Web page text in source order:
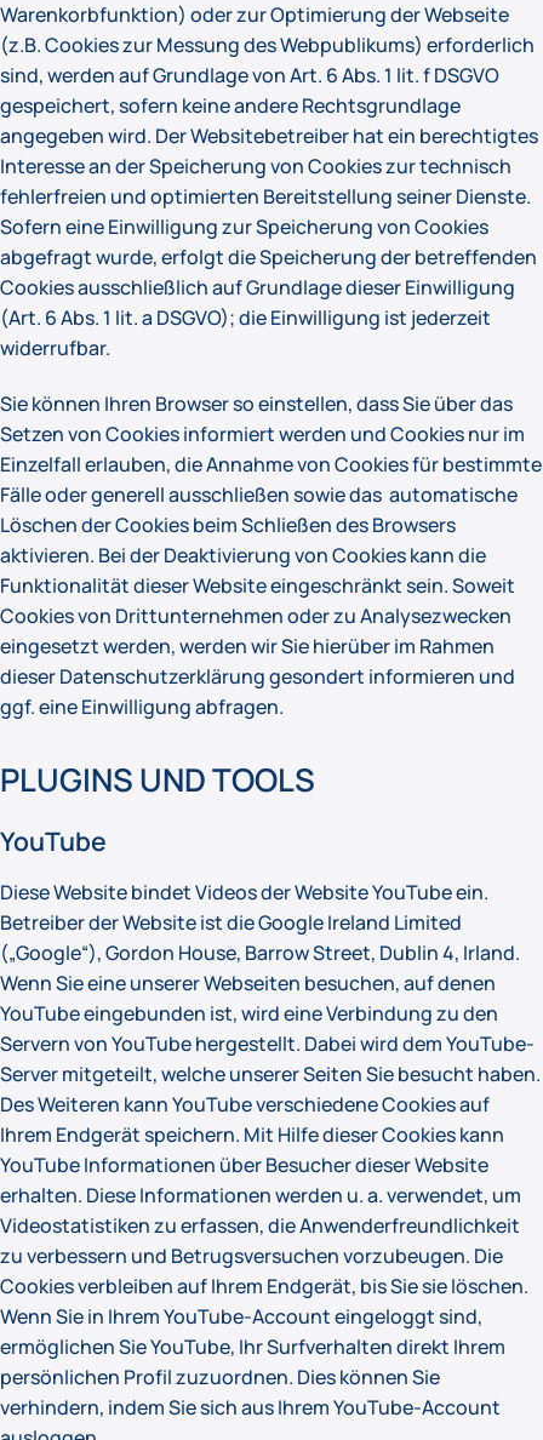
Warenkorbfunktion) oder zur Optimierung der Webseite
(z.B. Cookies zur Messung des Webpublikums) erforderlich
sind, werden auf Grundlage von Art. 6 Abs. 1 lit. f DSGVO
gespeichert, sofern keine andere Rechtsgrundlage
angegeben wird. Der Websitebetreiber hat ein berechtigtes
Interesse an der Speicherung von Cookies zur technisch
fehlerfreien und optimierten Bereitstellung seiner Dienste.
Sofern eine Einwilligung zur Speicherung von Cookies
abgefragt wurde, erfolgt die Speicherung der betreffenden
Cookies ausschließlich auf Grundlage dieser Einwilligung
(Art. 6 Abs. 1 lit. a DSGVO); die Einwilligung ist jederzeit
widerrufbar.
Sie können Ihren Browser so einstellen, dass Sie über das
Setzen von Cookies informiert werden und Cookies nur im
Einzelfall erlauben, die Annahme von Cookies für bestimmte
Fälle oder generell ausschließen sowie das automatische
Löschen der Cookies beim Schließen des Browsers
aktivieren. Bei der Deaktivierung von Cookies kann die
Funktionalität dieser Website eingeschränkt sein. Soweit
Cookies von Drittunternehmen oder zu Analysezwecken
eingesetzt werden, werden wir Sie hierüber im Rahmen
dieser Datenschutzerklärung gesondert informieren und
ggf. eine Einwilligung abfragen.
PLUGINS UND TOOLS
YouTube
Diese Website bindet Videos der Website YouTube ein.
Betreiber der Website ist die Google Ireland Limited
(„Google“), Gordon House, Barrow Street, Dublin 4, Irland.
Wenn Sie eine unserer Webseiten besuchen, auf denen
YouTube eingebunden ist, wird eine Verbindung zu den
Servern von YouTube hergestellt. Dabei wird dem YouTube-
Server mitgeteilt, welche unserer Seiten Sie besucht haben.
Des Weiteren kann YouTube verschiedene Cookies auf
Ihrem Endgerät speichern. Mit Hilfe dieser Cookies kann
YouTube Informationen über Besucher dieser Website
erhalten. Diese Informationen werden u. a. verwendet, um
Videostatistiken zu erfassen, die Anwenderfreundlichkeit
zu verbessern und Betrugsversuchen vorzubeugen. Die
Cookies verbleiben auf Ihrem Endgerät, bis Sie sie löschen.
Wenn Sie in Ihrem YouTube-Account eingeloggt sind,
ermöglichen Sie YouTube, Ihr Surfverhalten direkt Ihrem
persönlichen Profil zuzuordnen. Dies können Sie
verhindern, indem Sie sich aus Ihrem YouTube-Account